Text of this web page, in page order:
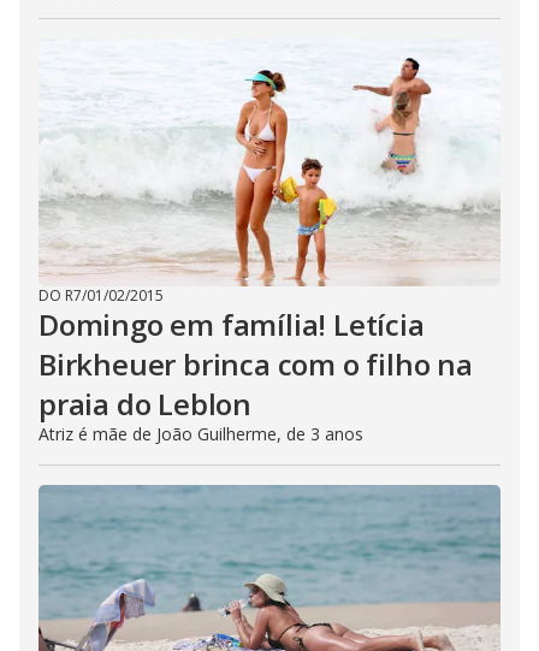
DO R7/01/02/2015
Domingo em família! Letícia
Birkheuer brinca com o filho na
praia do Leblon
Atriz é mãe de João Guilherme, de 3 anos